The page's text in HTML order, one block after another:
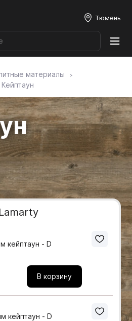
Тюмень
каталоги
материалы
Кейптаун
кейптаун - D
В корзину
кейптаун - D